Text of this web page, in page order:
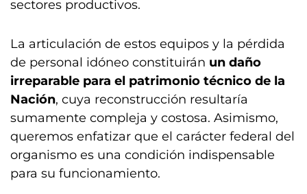
sectores productivos.
La articulación de estos equipos y la pérdida
de personal idóneo constituirán un daño
irreparable para el patrimonio técnico de la
Nación, cuya reconstrucción resultaría
sumamente compleja y costosa. Asimismo,
queremos enfatizar que el carácter federal del
organismo es una condición indispensable
para su funcionamiento.